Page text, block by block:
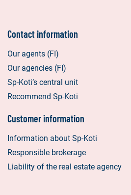
Contact information
Our agents (FI)
Our agencies (FI)
Sp-Koti’s central unit
Recommend Sp-Koti
Customer information
Information about Sp-Koti
Responsible brokerage
Liability of the real estate agency